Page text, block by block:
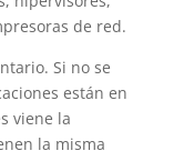
de red.
Si no se
están en
viene la
la misma